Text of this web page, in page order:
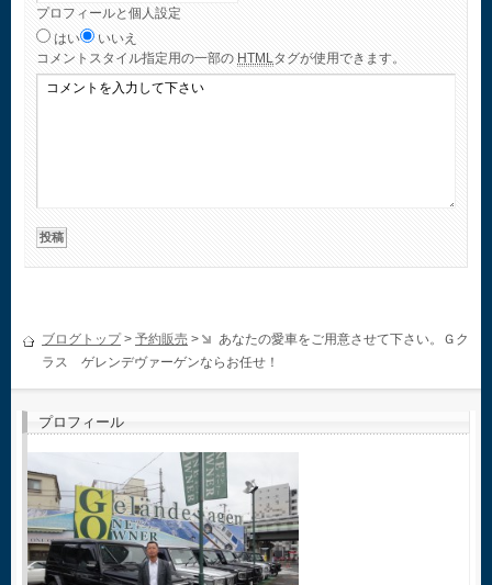
プロフィールと個人設定
はい
いいえ
コメント スタイル指定用の一部の HTMLタグが使用できます。
ブログトップ> 予約販売 >
あなたの愛車をご用意させて下さい。Ｇク
ラス ゲレンデヴァーゲンならお任せ！
プロフィール